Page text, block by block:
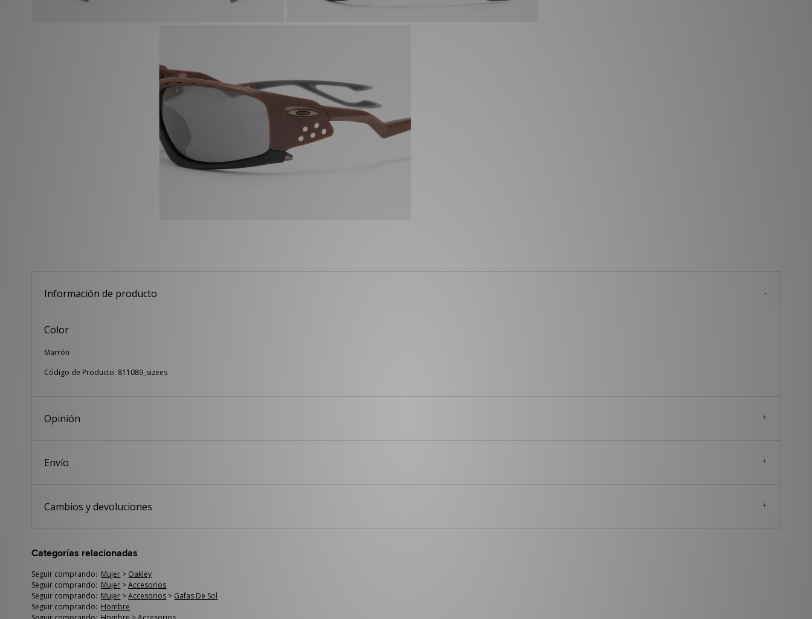
Información de producto
Color
Marrón
Código de Producto: 811089_sizees
Opinión
Envío
Cambios y devoluciones
Categorías relacionadas
Seguir comprando: Mujer > Oakley
Seguir comprando: Mujer >Accesorios
Seguir comprando: Mujer >Accesorios > Gafas De Sol
Seguir comprando: Hombre